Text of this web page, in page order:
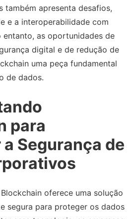
também apresenta desafios,
e a interoperabilidade com
entanto, as oportunidades de
digital e de redução de
uma peça fundamental
de dados.
para
Segurança de
oferece uma solução
segura para proteger os dados